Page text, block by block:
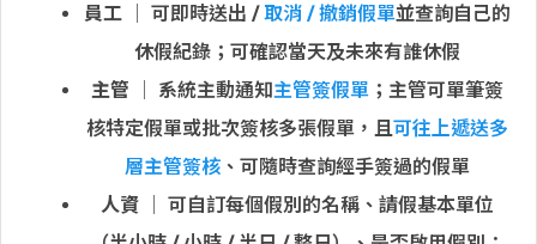
員工 │ 可即時送出 /取消 / 撤銷假單並查詢自己的
休假紀錄；可確認當天及未來有誰休假
主管 │ 系統主動通知主管簽假單 ；主管可單筆簽
核特定假單或批次簽核多張假單，且 可往上遞送多
層主管簽核 、可隨時查詢經手簽過的假單
人資 │ 可自訂每個假別的名稱、請假基本單位